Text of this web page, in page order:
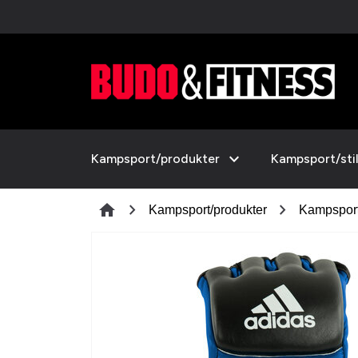
Kampsport/produkter expand_more Kampsport/stil
home chevron_right Kampsport/produkter chevron_right